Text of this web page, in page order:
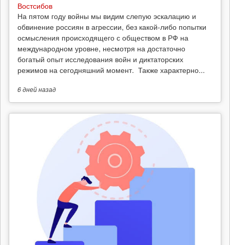
Востсибов
На пятом году войны мы видим слепую эскалацию и
обвинение россиян в агрессии, без какой-либо попытки
осмысления происходящего с обществом в РФ на
международном уровне, несмотря на достаточно
богатый опыт исследования войн и диктаторских
режимов на сегодняшний момент. Также характерно...
6 днейназад